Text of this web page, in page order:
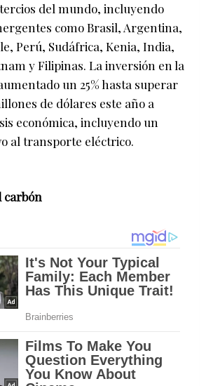
del mundo, incluyendo
como Brasil, Argentina,
Perú, Sudáfrica, Kenia, India,
y Filipinas. La inversión en la
un 25% hasta superar
de dólares este año a
económica, incluyendo un
al transporte eléctrico.
carbón